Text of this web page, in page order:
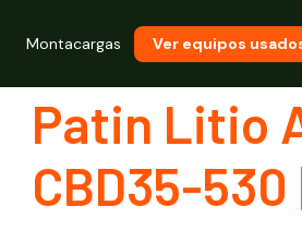
Montacargas Ver equipos
Patin Litio
CBD35-530